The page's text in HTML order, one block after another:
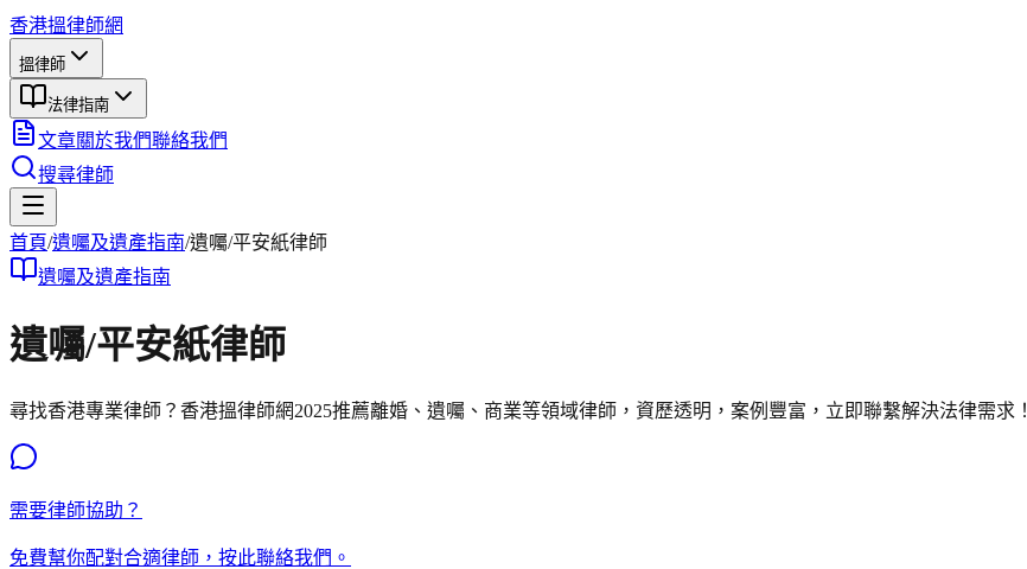
香港搵律師網
搵律師
法律指南
文章關於我們聯絡我們
搜尋律師
首頁/遺囑及遺產指南/遺囑/平安紙律師
遺囑及遺產指南
遺囑/平安紙律師
尋找香港專業律師？香港搵律師網2025推薦離婚、遺囑、商業等領域律師，資歷透明，案例豐富，立即聯繫解決法律需求！
需要律師協助？
免費幫你配對合適律師，按此聯絡我們。